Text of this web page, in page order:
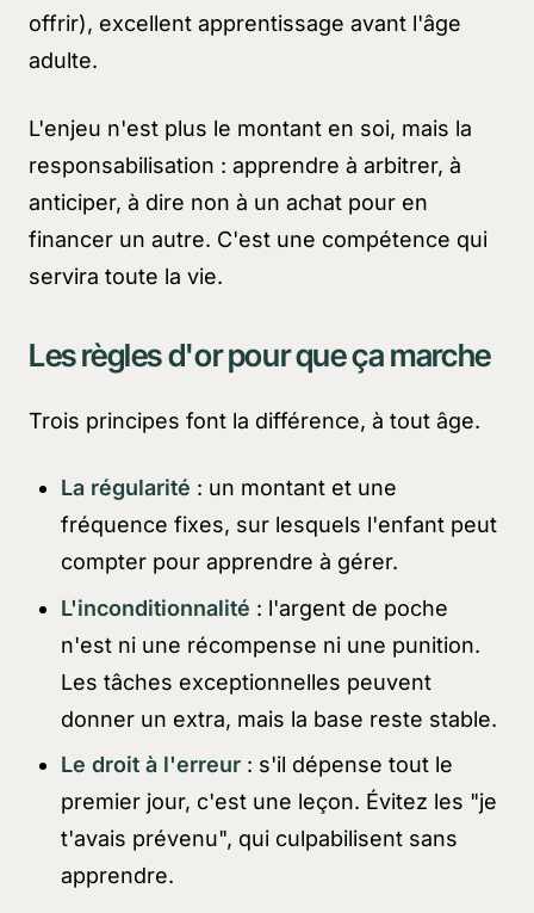
offrir), excellent apprentissage avant l'âge
adulte.
L'enjeu n'est plus le montant en soi, mais la
responsabilisation : apprendre à arbitrer, à
anticiper, à dire non à un achat pour en
financer un autre. C'est une compétence qui
servira toute la vie.
Les règles d'or pour que ça marche
Trois principes font la différence, à tout âge.
La régularité : un montant et une
fréquence fixes, sur lesquels l'enfant peut
compter pour apprendre à gérer.
L'inconditionnalité : l'argent de poche
n'est ni une récompense ni une punition.
Les tâches exceptionnelles peuvent
donner un extra, mais la base reste stable.
Le droit à l'erreur : s'il dépense tout le
premier jour, c'est une leçon. Évitez les "je
t'avais prévenu", qui culpabilisent sans
apprendre.